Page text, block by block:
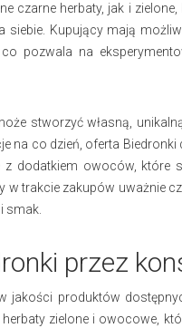
herbaty, jak i zielone,
Kupujący mają
pozwala na
stworzyć własną,
na co dzień, oferta
dodatkiem owoców, które
trakcie zakupów uważnie
smak.
przez
jakości produktów
zielone i owocowe,